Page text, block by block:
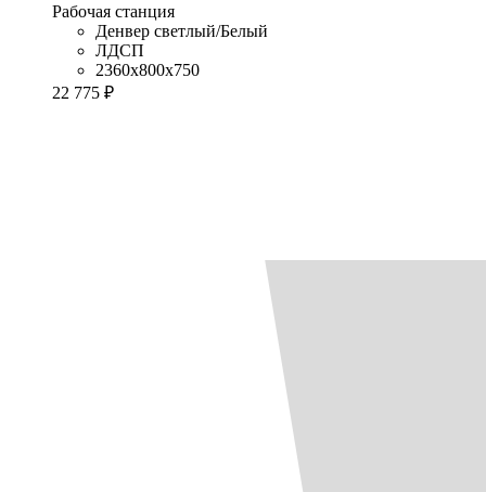
Рабочая станция
Денвер светлый/Белый
ЛДСП
2360x800x750
22 775 ₽